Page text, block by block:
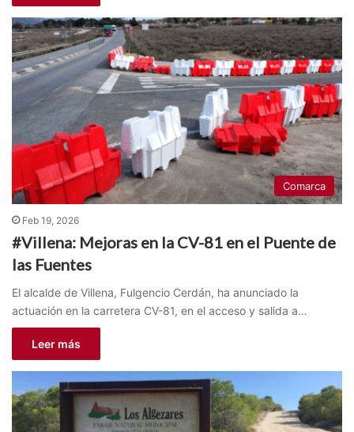
Comarca
Feb 19, 2026
#Villena: Mejoras en la CV-81 en el Puente de
las Fuentes
El alcalde de Villena, Fulgencio Cerdán, ha anunciado la
actuación en la carretera CV-81, en el acceso y salida a…
Leer más